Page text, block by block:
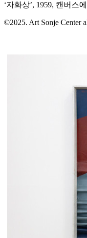
‘자화상’, 1959, 캔버스
©2025. Art Sonje Center